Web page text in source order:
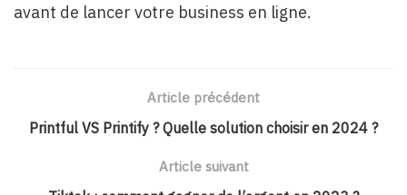
avant de lancer votre business en ligne.
Article précédent
Printful VS Printify ? Quelle solution choisir en 2024 ?
Article suivant